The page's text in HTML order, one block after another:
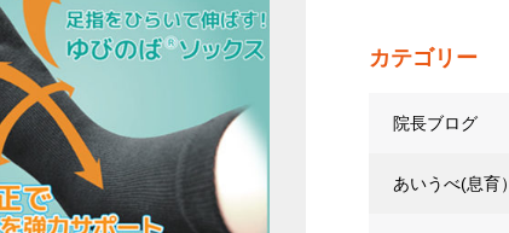
カテゴリー
院長ブログ
あいうべ(息育）